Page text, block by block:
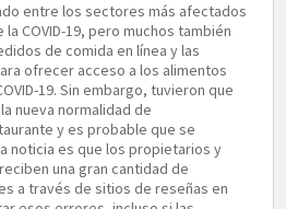
entre los sectores más afectados
COVID-19, pero muchos también
de comida en línea y las
ofrecer acceso a los alimentos
19. Sin embargo, tuvieron que
nueva normalidad de
y es probable que se
noticia es que los propietarios y
una gran cantidad de
a través de sitios de reseñas en